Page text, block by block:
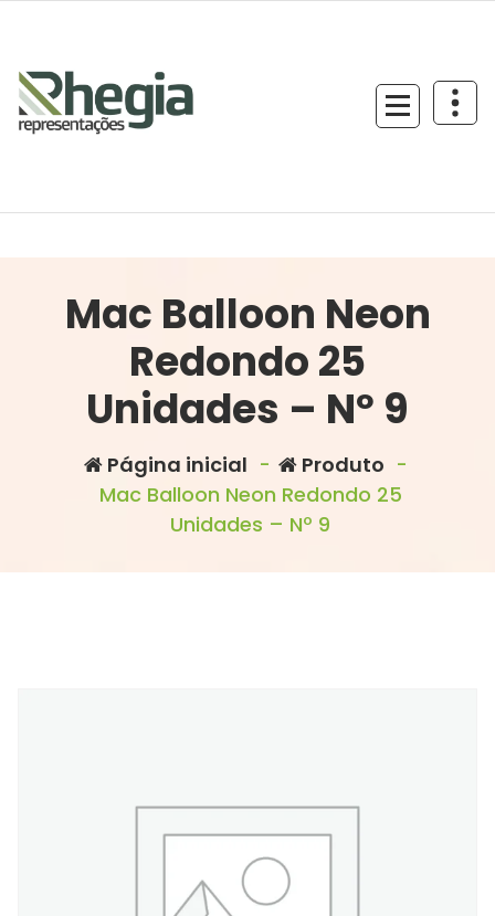
Mac Balloon Neon
Redondo 25
Unidades – Nº 9
Página inicial - Produto -
Mac Balloon Neon Redondo 25
Unidades – Nº 9